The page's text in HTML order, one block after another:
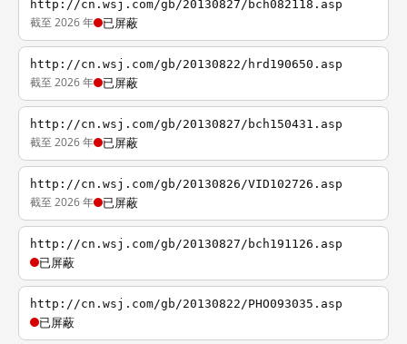
http://cn.wsj.com/gb/20130827/bch082118.asp
截至 2026 年 已屏蔽
http://cn.wsj.com/gb/20130822/hrd190650.asp
截至 2026 年 已屏蔽
http://cn.wsj.com/gb/20130827/bch150431.asp
截至 2026 年 已屏蔽
http://cn.wsj.com/gb/20130826/VID102726.asp
截至 2026 年 已屏蔽
http://cn.wsj.com/gb/20130827/bch191126.asp
已屏蔽
http://cn.wsj.com/gb/20130822/PHO093035.asp
已屏蔽